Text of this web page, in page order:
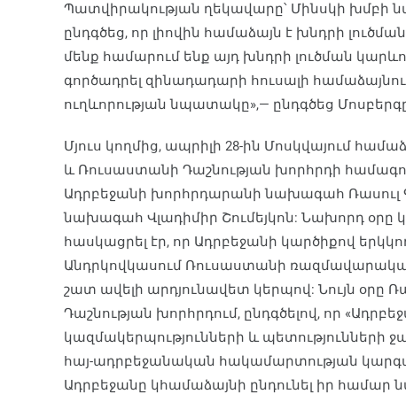
Պատվիրակության ղեկավարը՝ Մինսկի խմբի
ընդգծեց, որ լիովին համաձայն է խնդրի
մենք համարում ենք այդ խնդրի լուծման
գործադրել զինադադարի հուսալի
ուղևորության նպատակը»,— ընդգծեց
Մյուս կողմից, ապրիլի 28-ին Մոսկվայում
և Ռուսաստանի Դաշնության խորհրդի
Ադրբեջանի խորհրդարանի նախագահ Ռասուլ
նախագահ Վլադիմիր Շումեյկոն: Նախորդ օրը
հասկացրել էր, որ Ադրբեջանի կարծիքով
Անդրկովկասում Ռուսաստանի
շատ ավելի արդյունավետ կերպով: Նույն օրը
Դաշնության խորհրդում, ընդգծելով, որ
կազմակերպությունների և պետությունների
հայ-ադրբեջանական հակամարտության
Ադրբեջանը կհամաձայնի ընդունել իր համար